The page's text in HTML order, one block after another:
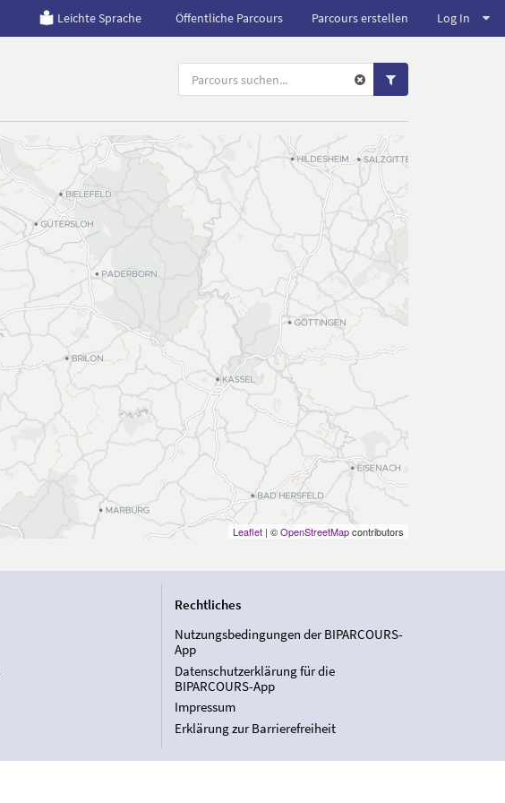
Leichte Sprache Öffentliche Parcours Parcours erstellen Log In
Leaflet| ©OpenStreetMapcontributors
Rechtliches
Nutzungsbedingungen der BIPARCOURS-
App
Datenschutzerklärung für die
BIPARCOURS-App
Impressum
Erklärung zur Barrierefreiheit